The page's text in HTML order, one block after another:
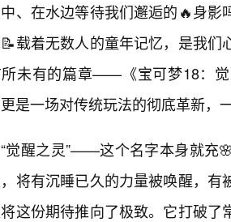
、在水边等待我们邂逅的🔥身
载着无数人的童年记忆，是我
未有的篇章——《宝可梦18：
是一场对传统玩法的彻底革新，
“觉醒之灵”——这个名字本身就充
将有沉睡已久的力量被唤醒，
这份期待推向了极致。它打破